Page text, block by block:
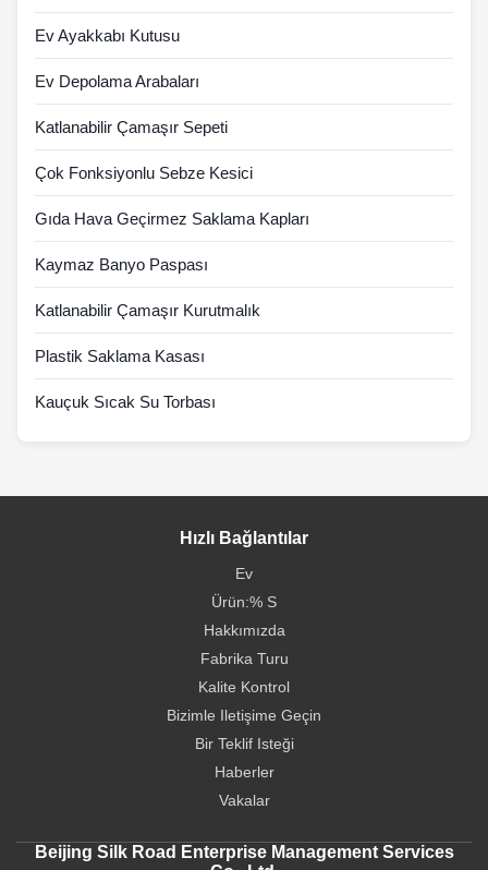
Ev Ayakkabı Kutusu
Ev Depolama Arabaları
Katlanabilir Çamaşır Sepeti
Çok Fonksiyonlu Sebze Kesici
Gıda Hava Geçirmez Saklama Kapları
Kaymaz Banyo Paspası
Katlanabilir Çamaşır Kurutmalık
Plastik Saklama Kasası
Kauçuk Sıcak Su Torbası
Hızlı Bağlantılar
Ev
Ürün:% S
Hakkımızda
Fabrika Turu
Kalite Kontrol
Bizimle Iletişime Geçin
Bir Teklif Isteği
Haberler
Vakalar
Beijing Silk Road Enterprise Management Services